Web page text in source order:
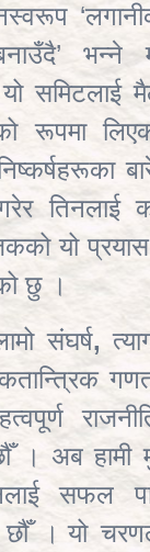
भन्ने
समिटलाई
रूपमा
तिनलाई
यो
छु ।
संघर्ष,
। अब हामी
सफल
। यो